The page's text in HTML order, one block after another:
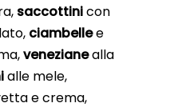
saccottinicon
ciambellee
venezianealla
alle mele,
e crema,